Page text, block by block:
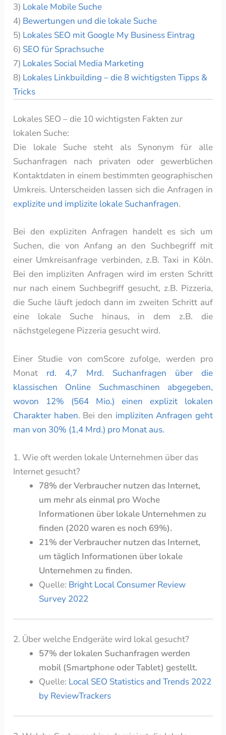
3) Lokale Mobile Suche
4) Bewertungen und die lokale Suche
5) Lokales SEO mit Google My Business Eintrag
6) SEO für Sprachsuche
7) Lokales Social Media Marketing
8) Lokales Linkbuilding – die 8 wichtigsten Tipps &
Tricks
Lokales SEO – die 10 wichtigsten Fakten zur
lokalen Suche:
Die lokale Suche steht als Synonym für alle
Suchanfragen nach privaten oder gewerblichen
Kontaktdaten in einem bestimmten geographischen
Umkreis. Unterscheiden lassen sich die Anfragen in
explizite und implizite lokale Suchanfragen.
Bei den expliziten Anfragen handelt es sich um
Suchen, die von Anfang an den Suchbegriff mit
einer Umkreisanfrage verbinden, z.B. Taxi in Köln.
Bei den impliziten Anfragen wird im ersten Schritt
nur nach einem Suchbegriff gesucht, z.B. Pizzeria,
die Suche läuft jedoch dann im zweiten Schritt auf
eine lokale Suche hinaus, in dem z.B. die
nächstgelegene Pizzeria gesucht wird.
Einer Studie von comScore zufolge, werden pro
Monat rd. 4,7 Mrd. Suchanfragen über die
klassischen Online Suchmaschinen abgegeben,
wovon 12% (564 Mio.) einen explizit lokalen
Charakter haben. Bei den impliziten Anfragen geht
man von 30% (1,4 Mrd.) pro Monat aus.
1. Wie oft werden lokale Unternehmen über das
Internet gesucht?
78% der Verbraucher nutzen das Internet,
um mehr als einmal pro Woche
Informationen über lokale Unternehmen zu
finden (2020 waren es noch 69%).
21% der Verbraucher nutzen das Internet,
um täglich Informationen über lokale
Unternehmen zu finden.
Quelle: Bright Local Consumer Review
Survey 2022
2. Über welche Endgeräte wird lokal gesucht?
57% der lokalen Suchanfragen werden
mobil (Smartphone oder Tablet) gestellt.
Quelle: Local SEO Statistics and Trends 2022
by ReviewTrackers